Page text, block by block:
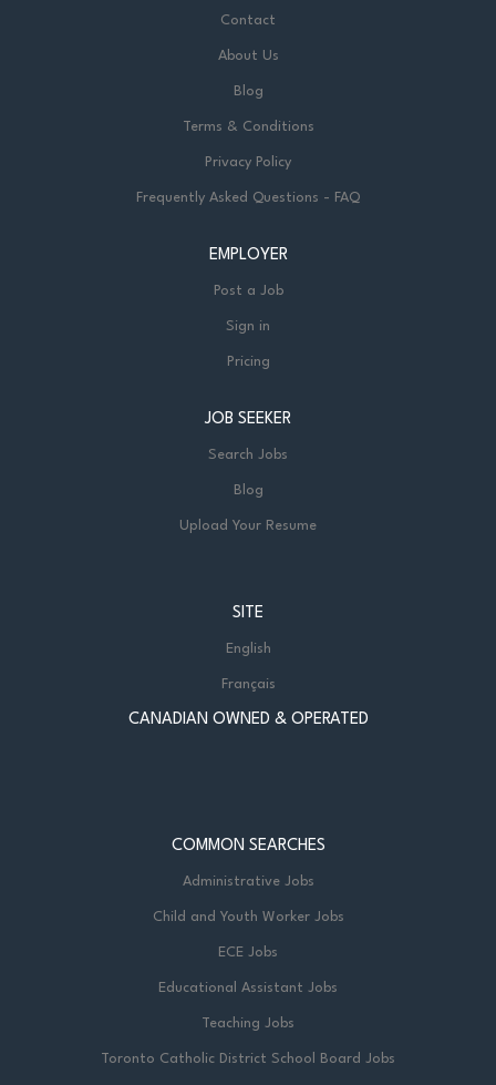
Contact
About Us
Blog
Terms & Conditions
Privacy Policy
Frequently Asked Questions - FAQ
EMPLOYER
Post a Job
Sign in
Pricing
JOB SEEKER
Search Jobs
Blog
Upload Your Resume
SITE
English
Français
CANADIAN OWNED & OPERATED
COMMON SEARCHES
Administrative Jobs
Child and Youth Worker Jobs
ECE Jobs
Educational Assistant Jobs
Teaching Jobs
Toronto Catholic District School Board Jobs